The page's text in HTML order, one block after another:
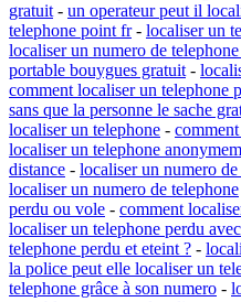
gratuit - un operateur peut il
telephone point fr- localiser un
localiser un numero de
portable bouygues gratuit -
comment localiser un telephone
sans que la personne le sache
localiser un telephone -
localiser un telephone
distance - localiser un numero
localiser un numero de telephone
perdu ou vole - comment
localiser un telephone perdu
telephone perdu et eteint ? -
la police peut elle localiser un
telephone grâce à son numero -